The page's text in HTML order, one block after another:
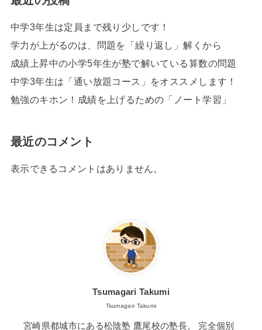
中学3年生は定員まで残り少しです！
学力が上がるのは、問題を「繰り返し」解くから
成績上昇中の小学5年生が塾で解いている算数の問題
中学3年生は「通い放題コース」をオススメします！
勉強のキホン！成績を上げるための「ノート学習」
最近のコメント
表示できるコメントはありません。
Tsumagari Takumi
Tsumagari Takumi
宮崎県都城市にある松陰塾 鷹尾校の塾長。 完全個別